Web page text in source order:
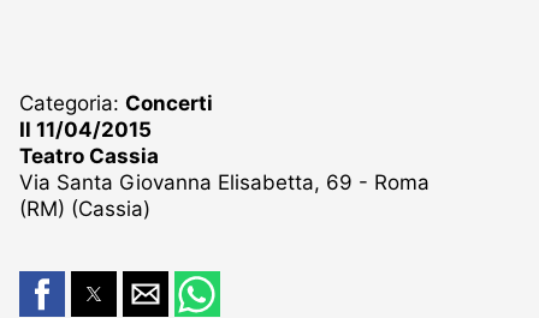
Categoria: Concerti
Il 11/04/2015
Teatro Cassia
Via Santa Giovanna Elisabetta, 69 - Roma
(RM) (Cassia)